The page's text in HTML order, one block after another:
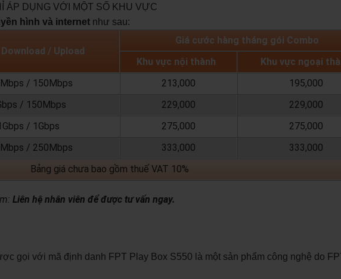
ÁP DỤNG VỚI MỘT SỐ KHU VỰC
hình và internetnhư sau:
/ Upload
Giá cước hàng tháng gói Combo
Khu vực nội thành
Khu vực ngoại
/ 150Mbps 213,000
195,000
/ 150Mbps 229,000
229,000
/ 1Gbps 275,000
275,000
/ 250Mbps 333,000
333,000
Bảng giá chưa bao gồm thuế VAT 10%
Liên hệ nhân viên để được tư vấn ngay.
gọi với mã định danh FPT Play Box S550 là một sản phẩm công nghệ do